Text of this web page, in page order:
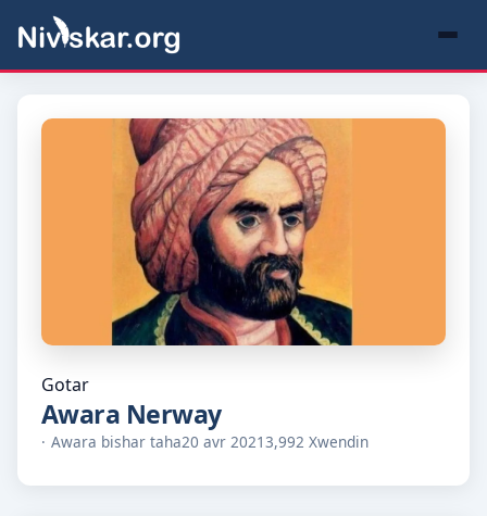
Gotar
Awara Nerway
Awara bishar taha20 avr 20213,992 Xwendin